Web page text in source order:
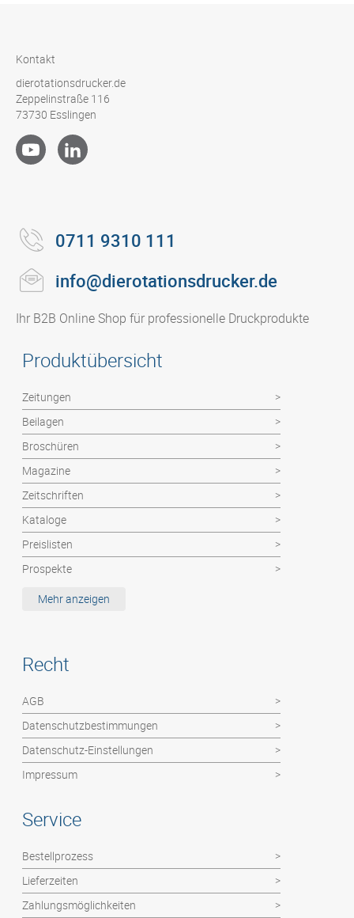
Kontakt
dierotationsdrucker.de
Zeppelinstraße 116
73730 Esslingen
0711 9310 111
info@dierotationsdrucker.de
Ihr B2B Online Shop für professionelle Druckprodukte
Produktübersicht
Zeitungen
Beilagen
Broschüren
Magazine
Zeitschriften
Kataloge
Preislisten
Prospekte
Etiketten / MemoStick®
Kalender
Flyer / Poster / Einzelblätter
Faltblätter
Mehr anzeigen
Recht
AGB
Datenschutzbestimmungen
Datenschutz-Einstellungen
Impressum
Service
Bestellprozess
Lieferzeiten
Zahlungsmöglichkeiten